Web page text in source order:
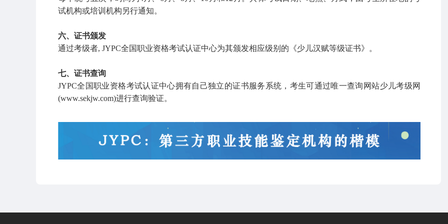
试机构或培训机构另行通知。
六、证书颁发
通过考级者, JYPC全国职业资格考试认证中心为其颁发相应级别的《少儿汉赋等级证书》。
七、证书查询
JYPC全国职业资格考试认证中心拥有自己独立的证书服务系统，考生可通过唯一查询网站少儿考级网
(www.sekjw.com)进行查询验证。